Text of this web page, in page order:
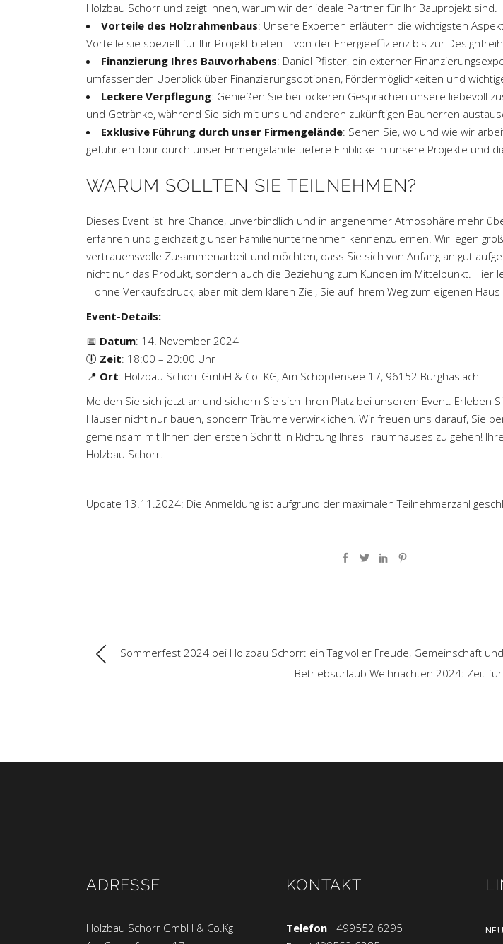
Holzbau Schorr und zeigt Ihnen, warum wir der ideale Partner für Ihr Bauprojekt sind.
Vorteile des Holzrahmenbaus: Unsere Experten erläutern die wichtigsten
Vorteile sie speziell für Ihr Projekt bieten – von der Energieeffizienz bis zur
Finanzierung Ihres Bauvorhabens: Daniel Pfister, ein externer
umfassenden Überblick über Finanzierungsoptionen, Fördermöglichkeiten und
Leckere Verpflegung: Genießen Sie bei lockeren Gesprächen unsere liebevoll
und Getränke, während Sie sich mit uns und anderen zukünftigen Bauherren
Exklusive Führung durch unser Firmengelände: Sehen Sie, wo und wie wir
geführten Tour durch unser Firmengelände tiefere Einblicke in unsere Projekte und
WARUM SOLLTEN SIE TEILNEHMEN?
Dieses Event ist Ihre Chance, unverbindlich und in angenehmer Atmosphäre mehr
erfahren und gleichzeitig unser Familienunternehmen kennenzulernen. Wir legen
vertrauensvolle Zusammenarbeit und möchten, dass Sie sich von Anfang an gut
nicht nur das Produkt, sondern auch die Beziehung zum Kunden im Mittelpunkt. Hier
– ohne Verkaufsdruck, aber mit dem klaren Ziel, Sie auf Ihrem Weg zum eigenen
Event-Details:
📅 Datum: 14. November 2024
🕕 Zeit: 18:00 – 20:00 Uhr
📍 Ort: Holzbau Schorr GmbH & Co. KG, Am Schopfensee 17, 96152 Burghaslach
Melden Sie sich jetzt an und sichern Sie sich Ihren Platz bei unserem Event. Erleben
Häuser nicht nur bauen, sondern Träume verwirklichen. Wir freuen uns darauf, Sie
gemeinsam mit Ihnen den ersten Schritt in Richtung Ihres Traumhauses zu gehen!
Holzbau Schorr.
Update 13.11.2024: Die Anmeldung ist aufgrund der maximalen Teilnehmerzahl
Sommerfest 2024 bei Holzbau Schorr: ein Tag voller Freude, Gemeinschaft
Betriebsurlaub Weihnachten 2024: Zeit
ADRESSE
Holzbau Schorr GmbH & Co.Kg
KONTAKT
Telefon +499552 6295